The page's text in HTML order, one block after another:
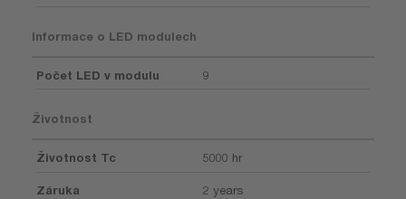
Informace o LED modulech
Počet LED v modulu 9
Životnost
Životnost Tc 5000 hr
Záruka 2 years